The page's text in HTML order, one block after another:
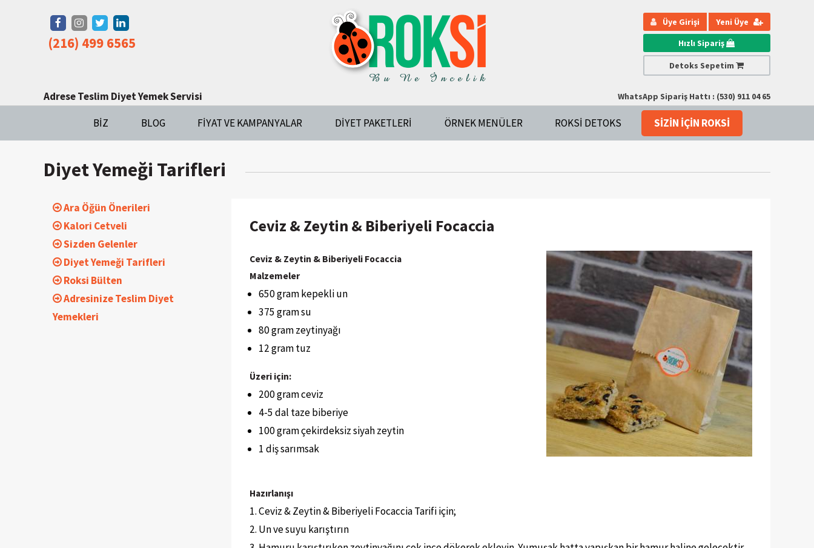
Adrese Teslim Diyet Yemek Servisi WhatsApp Sipariş Hattı : (530) 911 04 65
(216) 499 6565
Üye Girişi
Yeni Üye
Hızlı Sipariş
Detoks Sepetim
BIZ BLOG FIYAT VE KAMPANYALAR DIYET PAKETLERI ÖRNEK MENÜLER ROKSI DETOKS SIZIN IÇIN ROKSI
Diyet Yemeği Tarifleri
Ara Öğün Önerileri
Kalori Cetveli
Sizden Gelenler
Diyet Yemeği Tarifleri
Roksi Bülten
Adresinize Teslim Diyet
Yemekleri
Ceviz & Zeytin & Biberiyeli Focaccia
Ceviz & Zeytin & Biberiyeli Focaccia
Malzemeler
650 gram kepekli un
375 gram su
80 gram zeytinyağı
12 gram tuz
Üzeri için:
200 gram ceviz
4-5 dal taze biberiye
100 gram çekirdeksiz siyah zeytin
1 diş sarımsak
Hazırlanışı
Ceviz & Zeytin & Biberiyeli Focaccia Tarifi için;
Un ve suyu karıştırın